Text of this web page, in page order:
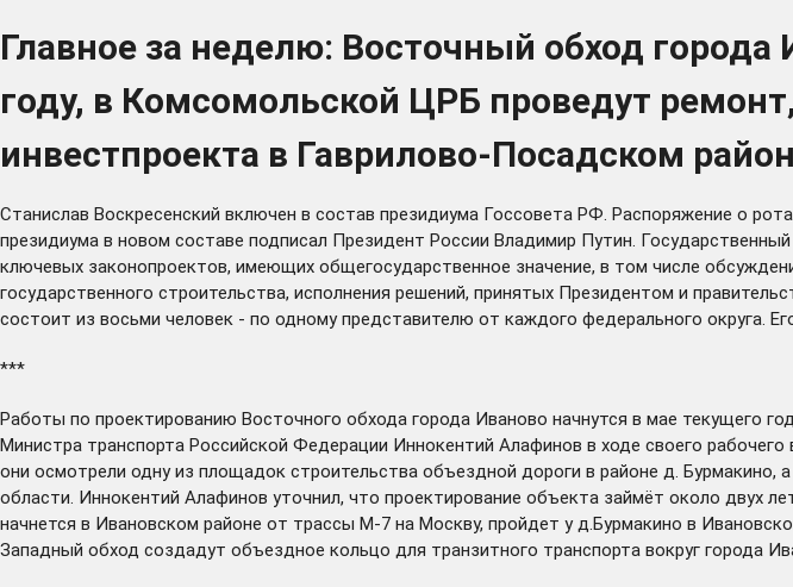
Главное за неделю: Восточный обход
году, в Комсомольской ЦРБ проведут
инвестпроекта в Гаврилово-Посадском
Станислав Воскресенский включен в состав президиума Госсовета РФ. Распоряжение о
президиума в новом составе подписал Президент России Владимир Путин.
ключевых законопроектов, имеющих общегосударственное значение, в том числе
государственного строительства, исполнения решений, принятых Президентом и
состоит из восьми человек - по одному представителю от каждого федерального округа.
***
Работы по проектированию Восточного обхода города Иваново начнутся в мае текущего
Министра транспорта Российской Федерации Иннокентий Алафинов в ходе своего
они осмотрели одну из площадок строительства объездной дороги в районе д.
области. Иннокентий Алафинов уточнил, что проектирование объекта займёт около двух
начнется в Ивановском районе от трассы М-7 на Москву, пройдет у д.Бурмакино в
Западный обход создадут объездное кольцо для транзитного транспорта вокруг города